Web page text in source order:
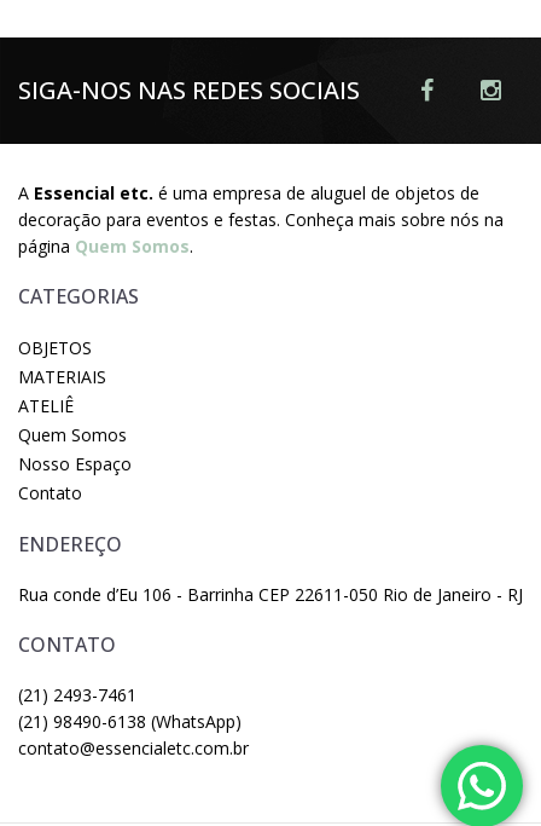
SIGA-NOS NAS REDES SOCIAIS
A Essencial etc. é uma empresa de aluguel de objetos de
decoração para eventos e festas. Conheça mais sobre nós na
página Quem Somos.
CATEGORIAS
OBJETOS
MATERIAIS
ATELIÊ
Quem Somos
Nosso Espaço
Contato
ENDEREÇO
Rua conde d’Eu 106 - Barrinha CEP 22611-050 Rio de Janeiro - RJ
CONTATO
(21) 2493-7461
(21) 98490-6138 (WhatsApp)
contato@essencialetc.com.br